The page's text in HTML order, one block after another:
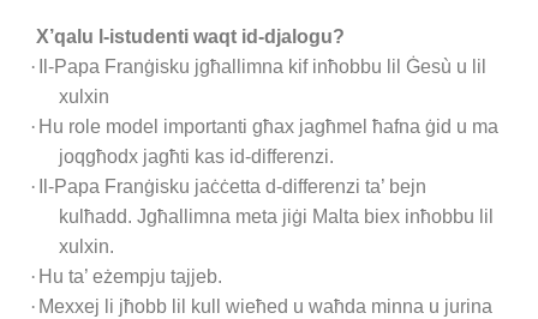
X’qalu l-istudenti waqt id-djalogu?
·
Il-Papa Franġisku jgħallimna kif inħobbu lil Ġesù u lil
xulxin
· Hu role model importanti għax jagħmel ħafna ġid u ma
joqgħodx jagħti kas id-differenzi.
·
Il-Papa Franġisku jaċċetta d-differenzi ta’ bejn
kulħadd. Jgħallimna meta jiġi Malta biex inħobbu lil
xulxin.
· Hu ta’ eżempju tajjeb.
· Mexxej li jħobb lil kull wieħed u waħda minna u jurina